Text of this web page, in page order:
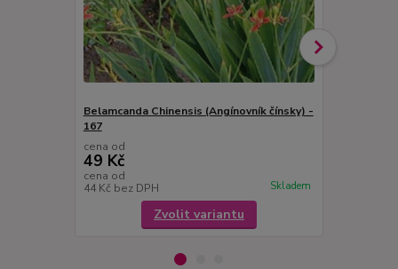
Belamcanda Chinensis (Angínovník čínsky) -
167
cena od
49 Kč
cena od
44 Kč bez DPH Skladem
Zvolit variantu